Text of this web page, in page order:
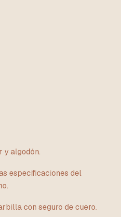
y algodón.
especificaciones del
con seguro de cuero.